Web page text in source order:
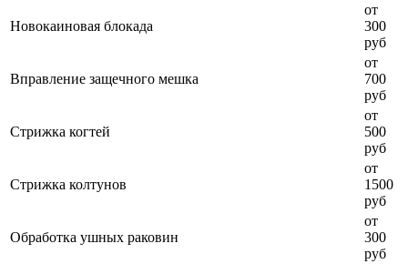
Новокаиновая блокада
от
300
руб
Вправление защечного мешка
от
700
руб
Стрижка когтей
от
500
руб
Стрижка колтунов
от
1500
руб
Обработка ушных раковин
от
300
руб